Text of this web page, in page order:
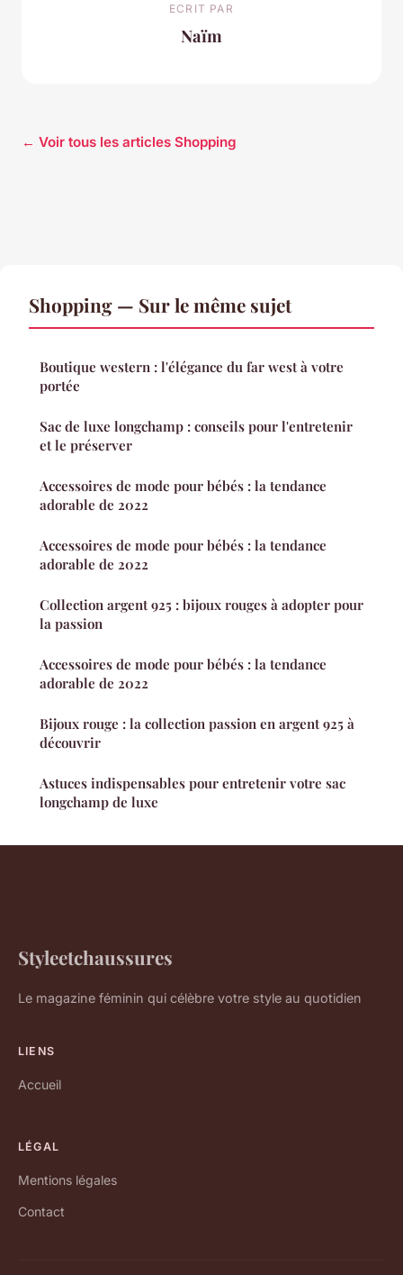
ECRIT PAR
Naïm
← Voir tous les articles Shopping
Shopping — Sur le même sujet
Boutique western : l'élégance du far west à votre
portée
Sac de luxe longchamp : conseils pour l'entretenir
et le préserver
Accessoires de mode pour bébés : la tendance
adorable de 2022
Accessoires de mode pour bébés : la tendance
adorable de 2022
Collection argent 925 : bijoux rouges à adopter pour
la passion
Accessoires de mode pour bébés : la tendance
adorable de 2022
Bijoux rouge : la collection passion en argent 925 à
découvrir
Astuces indispensables pour entretenir votre sac
longchamp de luxe
Styleetchaussures
Le magazine féminin qui célèbre votre style au quotidien
LIENS
Accueil
LÉGAL
Mentions légales
Contact